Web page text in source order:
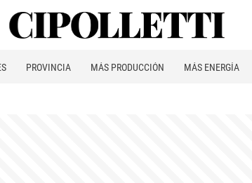
PROVINCIA MÁS PRODUCCIÓN MÁS ENERGÍA